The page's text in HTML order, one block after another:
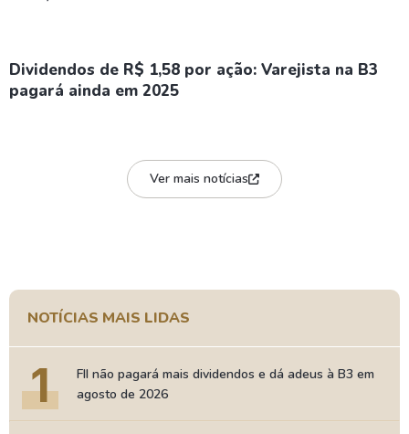
Dividendos de R$ 1,58 por ação: Varejista na B3
pagará ainda em 2025
Ver mais notícias
NOTÍCIAS MAIS LIDAS
1
FII não pagará mais dividendos e dá adeus à B3 em
agosto de 2026